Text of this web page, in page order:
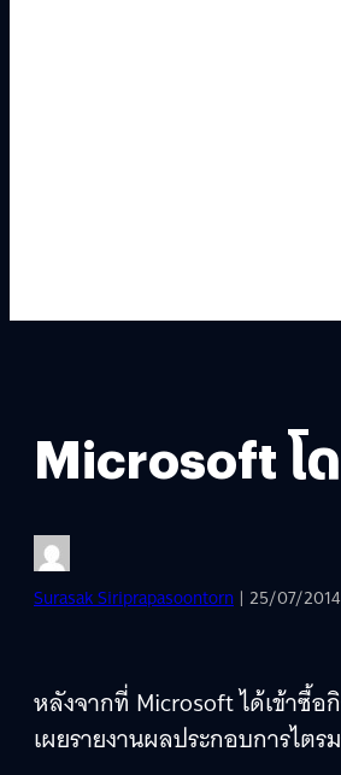
Microsoft โ
Surasak Siriprapasoontorn | 25/07/2014
หลังจากที่ Microsoft ได้เข้าซื้อ
เผยรายงานผลประกอบการไต